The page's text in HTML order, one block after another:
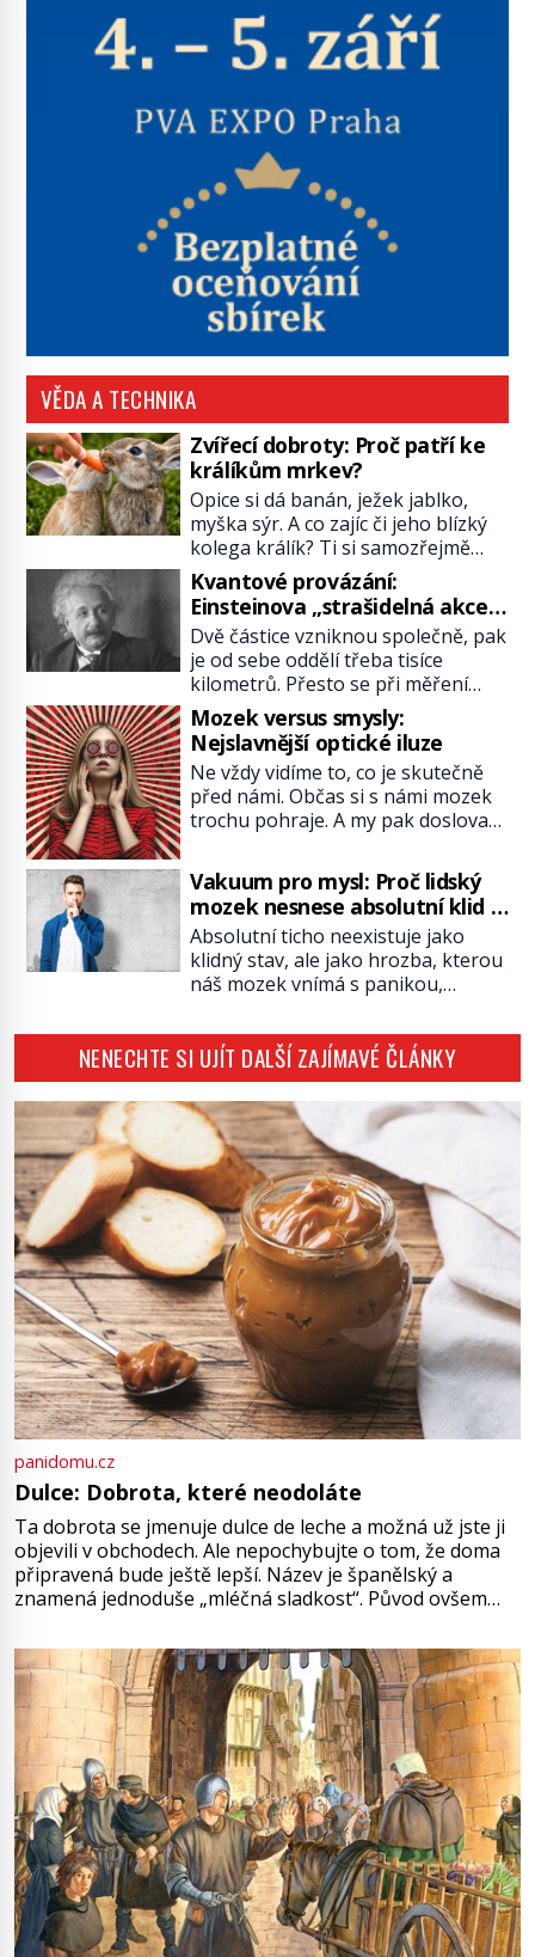
VĚDA A TECHNIKA
Zvířecí dobroty: Proč patří ke
králíkům mrkev?
Opice si dá banán, ježek jablko,
myška sýr. A co zajíc či jeho blízký
kolega králík? Ti si samozřejmě
pochutnají na mrkvi! Proč jsou
podobné představy o potravě
zvířat často spíš mýty? Pokud máte
doma králíka, mrkev mu dát
můžete. A nejspíš mu i bude
chutnat, ovšem měl by ji mít jen
jako občasný pamlsek. […]
Kvantové provázání:
Einsteinova „strašidelná akce
na dálku“ dál mate i fascinuje
vědce
Dvě částice vzniknou společně, pak
je od sebe oddělí třeba tisíce
kilometrů. Přesto se při měření
chovají, jako by mezi nimi
existovalo neviditelné pouto. Albert
Einstein tomu s jistou dávkou
ironie říká „strašidelná akce na
dálku“ a dlouhá desetiletí věří, že
musí existovat jednodušší
však ukazují, že kvantový svět
funguje jinak, než […]
Mozek versus smysly:
Nejslavnější optické iluze
Ne vždy vidíme to, co je skutečně
před námi. Občas si s námi mozek
trochu pohraje. A my pak doslova
vznikají ty nejpodivnější optické
iluze? Soustřeď se na to hlavní!
TROXLERŮV EFEKT Náš mozek
zvládne zpracovat hodně informací.
Všechny na světě ale nikoliv, musí
si vybírat! Jak to dělá? Když se […]
Vakuum pro mysl: Proč lidský
mozek nesnese absolutní klid a
začne si vymýšlet horory
Absolutní ticho neexistuje jako
klidný stav, ale jako hrozba, kterou
náš mozek vnímá s panikou,
začne okamžitě produkovat vlastní
děsivé iluze. Představte si místnost,
kde zmizí veškerý šum světa. Žádné
auta, žádný šepot, nic. Místo
vytoužené oázy klidu však
okamžitě nastoupí hluboké
znepokojení. Lidská mysl je totiž
evolučně nastavena na neustálý
[…]
NENECHTE SI UJÍT DALŠÍ ZAJÍMAVÉ ČLÁNKY
panidomu.cz
Dulce: Dobrota, které neodoláte
Ta dobrota se jmenuje dulce de leche a možná už jste ji
objevili v obchodech. Ale nepochybujte o tom, že doma
připravená bude ještě lepší. Název je španělský a
znamená jednoduše „mléčná sladkost“. Původ ovšem
pře hned několik latinskoamerických zemí a k tomu
Francie, kde se traduje,